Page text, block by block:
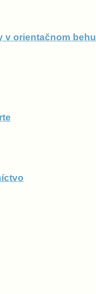
v orientačnom behu